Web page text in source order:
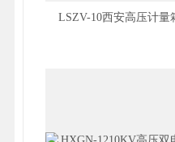
LSZV-10西安高压计量